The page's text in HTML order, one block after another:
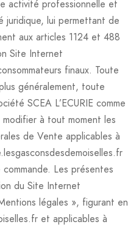
activité professionnelle et
juridique, lui permettant de
aux articles 1124 et 488
Site Internet
finaux. Toute
généralement, toute
SCEA L’ECURIE comme
modifier à tout moment les
de Vente applicables à
Les présentes
du Site Internet
légales », figurant en
et applicables à